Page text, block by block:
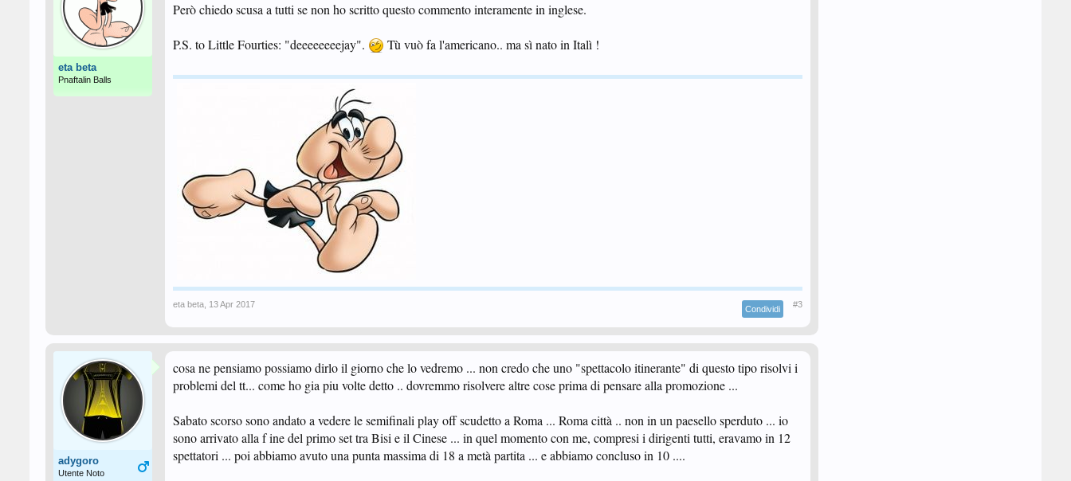
eta beta
Pnaftalin Balls
Però chiedo scusa a tutti se non ho scritto questo commento interamente in inglese.
P.S. to Little Fourties: "deeeeeeeejay". Tù vuò fa l'americano.. ma sì nato in Italì !
eta beta 13 Apr 2017 Condividi #3
adygoro
Utente Noto
cosa ne pensiamo possiamo dirlo il giorno che lo vedremo ... non credo che uno "spettacolo itinerante" di questo tipo risolvi i
problemi del tt... come ho gia piu volte detto .. dovremmo risolvere altre cose prima di pensare alla promozione ...
Sabato scorso sono andato a vedere le semifinali play off scudetto a Roma ... Roma città .. non in un paesello sperduto ... io
sono arrivato alla f ine del primo set tra Bisi e il Cinese ... in quel momento con me, compresi i dirigenti tutti, eravamo in 12
spettatori ... poi abbiamo avuto una punta massima di 18 a metà partita ... e abbiamo concluso in 10 ....